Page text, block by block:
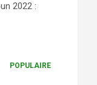
2022 :
POPULAIRE